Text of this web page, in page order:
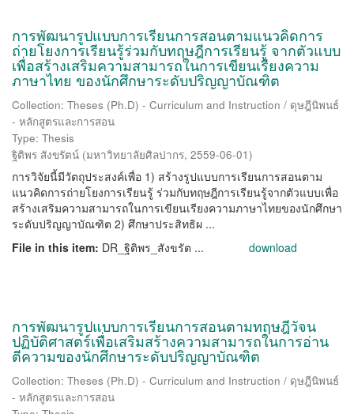
การพัฒนารูปแบบการเรียนการสอนตามแนวคิดการ
ถ่ายโยงการเรียนรู้ร่วมกับทฤษฎีการเรียนรู้ จากตัวแบบ
เพื่อสร้างเสริมความสามารถในการเขียนเรียงความ
ภาษาไทย ของนักศึกษาระดับปริญญาบัณฑิต
Collection: Theses (Ph.D) - Curriculum and Instruction / ดุษฎีนิพนธ์
- หลักสูตรและการสอน
Type: Thesis
ฐิติพร สังขรัตน์ (มหาวิทยาลัยศิลปากร, 2559-06-01)
การวิจัยนี้มีวัตถุประสงค์เพื่อ 1) สร้างรูปแบบการเรียนการสอนตาม
แนวคิดการถ่ายโยงการเรียนรู้ ร่วมกับทฤษฎีการเรียนรู้จากตัวแบบเพื่อ
สร้างเสริมความสามารถในการเขียนเรียงความภาษาไทยของนักศึกษา
ระดับปริญญาบัณฑิต 2) ศึกษาประสิทธิผ ...
File in this item: DR_ฐิติพร_สังขรัต ... download
การพัฒนารูปแบบการเรียนการสอนตามทฤษฎีวัจน
ปฏิบัติศาสตร์เพื่อเสริมสร้างความสามารถในการอ่าน
ตีความของนักศึกษาระดับปริญญาบัณฑิต
Collection: Theses (Ph.D) - Curriculum and Instruction / ดุษฎีนิพนธ์
- หลักสูตรและการสอน